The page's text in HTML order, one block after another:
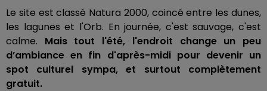
Le site est classé Natura 2000, coincé entre les dunes,
les lagunes et l'Orb. En journée, c'est sauvage, c'est
calme. Mais tout l'été, l'endroit change un peu
d’ambiance en fin d'après-midi pour devenir un
spot culturel sympa, et surtout complètement
gratuit.